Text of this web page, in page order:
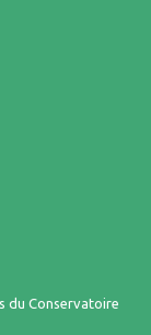
du Conservatoire